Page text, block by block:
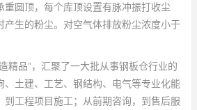
重圆顶，每个库顶设置有脉冲振打收尘
产生的粉尘。对空气体排放粉尘浓度小于
精品”，汇聚了一大批从事钢板仓行业的
、土建、工艺、钢结构、电气等专业化能
到工程项目施工；从前期咨询，到售后服